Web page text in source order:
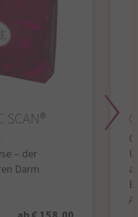
SCAN®
– der
Darm